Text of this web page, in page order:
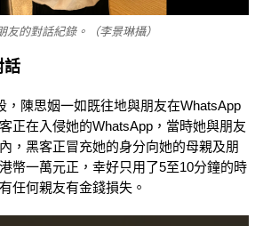
友的對話紀錄。（李景琳攝）
話
，陳思姻一如既往地與朋友在WhatsApp
正在入侵她的WhatsApp，當時她與朋友
，黑客正冒充她的身分向她的母親及朋
幣一萬元正，幸好只用了5至10分鐘的時
任何親友有金錢損失。